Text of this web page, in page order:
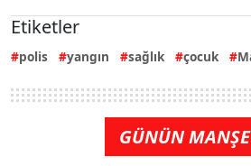
Etiketler
polis yangın sağlık çocuk
GÜNÜN